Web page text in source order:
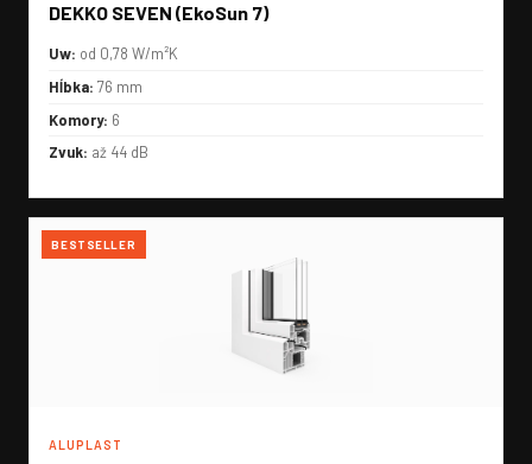
DEKKO SEVEN (EkoSun 7)
Uw: od 0,78 W/m²K
Hĺbka: 76 mm
Komory: 6
Zvuk: až 44 dB
BESTSELLER
ALUPLAST